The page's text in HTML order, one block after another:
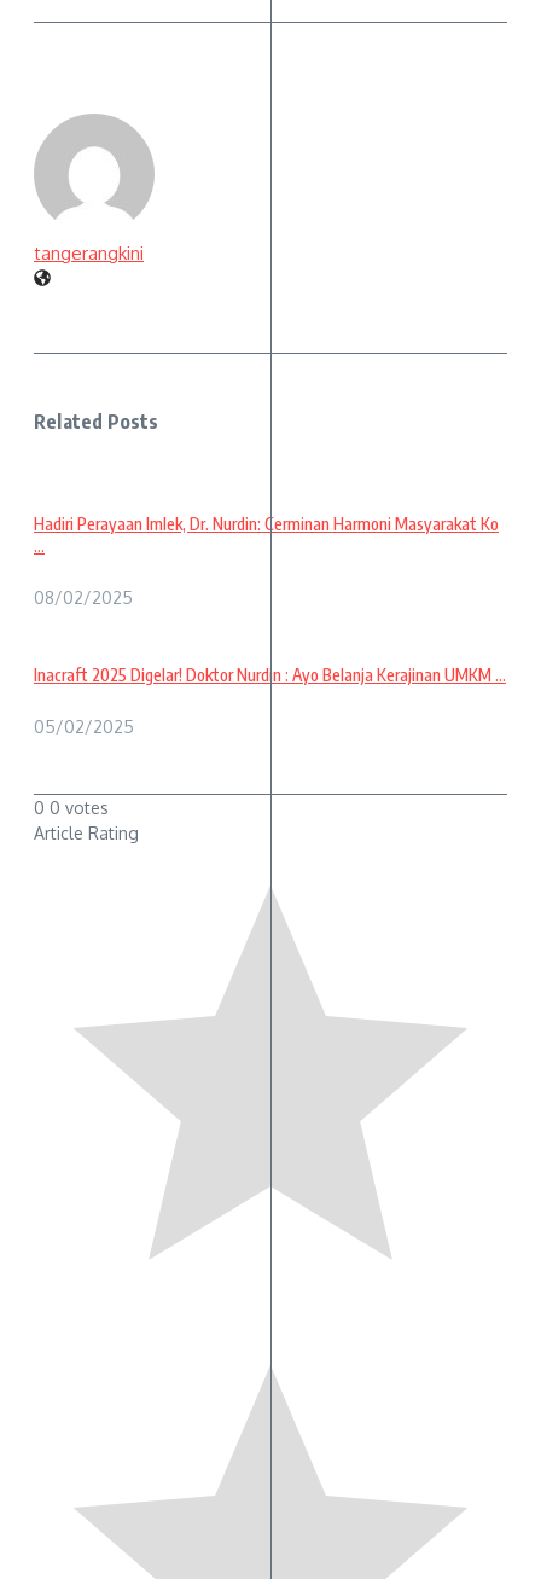
tangerangkini
Related Posts
Hadiri Perayaan Imlek, Dr. Nurdin: Cerminan Harmoni Masyarakat Ko
...
08/02/2025
Inacraft 2025 Digelar! Doktor Nurdin : Ayo Belanja Kerajinan UMKM ...
05/02/2025
0 0 votes
Article Rating